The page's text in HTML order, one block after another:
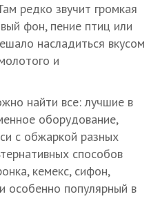
редко звучит громкая
фон, пение птиц или
насладиться вкусом
и
найти все: лучшие в
оборудование,
с обжаркой разных
способов
кемекс, сифон,
особенно популярный в